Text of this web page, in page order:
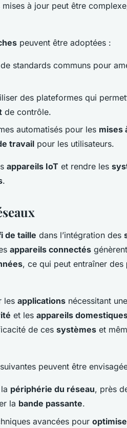
à jour peut être
peuvent être adoptées :
standards communs pour
des plateformes qui
de contrôle.
automatisés pour les mises
travail pour les utilisateurs.
appareils IoT et rendre les
.
de taille dans l’intégration des
appareils connectés
, ce qui peut entraîner des
les applications nécessitant une
et les appareils
de ces systèmes et
peuvent être
périphérie du réseau, près
la bande passante.
avancées pour